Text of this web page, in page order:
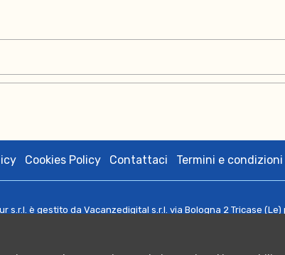
Cookies Policy Contattaci Termini e
s.r.l. è gestito da Vacanzedigital s.r.l. via Bologna 2 Tricase (Le)